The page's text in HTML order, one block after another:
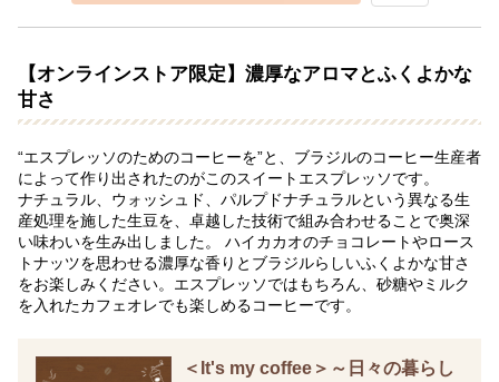
【オンラインストア限定】濃厚なアロマとふくよかな
甘さ
“エスプレッソのためのコーヒーを”と、ブラジルのコーヒー生産者
によって作り出されたのがこのスイートエスプレッソです。
ナチュラル、ウォッシュド、パルプドナチュラルという異なる生
産処理を施した生豆を、卓越した技術で組み合わせることで奥深
い味わいを生み出しました。 ハイカカオのチョコレートやロース
トナッツを思わせる濃厚な香りとブラジルらしいふくよかな甘さ
をお楽しみください。エスプレッソではもちろん、砂糖やミルク
を入れたカフェオレでも楽しめるコーヒーです。
＜It's my coffee＞～日々の暮らし